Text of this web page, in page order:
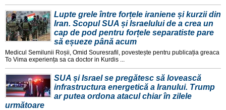
Lupte grele între forțele iraniene și kurzii din
Iran. Scopul SUA și Israelului de a crea un
cap de pod pentru forțele separatiste pare
să eșueze până acum
Medicul Semilunii Roșii, Omid Souresrafil, povestește pentru publicația greaca
To Vima experiența sa ca doctor in Kurdis ...
SUA și Israel se pregătesc să lovească
infrastructura energetică a Iranului. Trump
ar putea ordona atacul chiar în zilele
următoare